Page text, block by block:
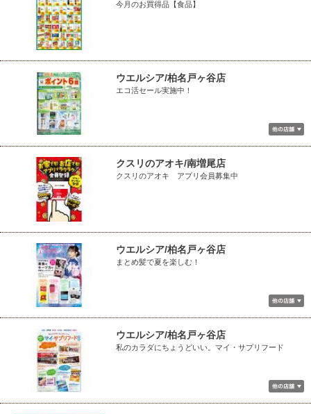
今月のお買得品【食品】
ウエルシア/柏名戸ヶ谷店
エコ活セール実施中！
クスリのアオキ/南増尾店
クスリのアオキ アプリ会員募集中
ウエルシア/柏名戸ヶ谷店
まとめ髪で夏を楽しむ！
ウエルシア/柏名戸ヶ谷店
私のカラダにちょうどいい。マイ・サプリフード